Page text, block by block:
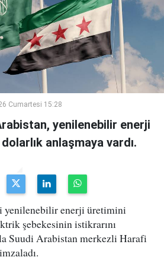
Cumartesi 15:28
yenilenebilir enerji
anlaşmaya vardı.
yenilenebilir enerji üretimini
şebekesinin istikrarını
Suudi Arabistan merkezli Harafi